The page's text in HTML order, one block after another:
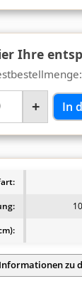
Ihre
+ In